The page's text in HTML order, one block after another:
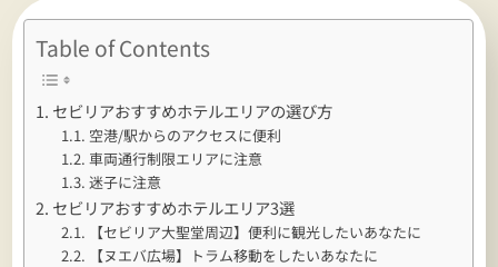
Table of Contents
セビリアおすすめホテルエリアの選び方
空港/駅からのアクセスに便利
車両通行制限エリアに注意
迷子に注意
セビリアおすすめホテルエリア3選
【セビリア大聖堂周辺】便利に観光したいあなたに
【ヌエバ広場】トラム移動をしたいあなたに